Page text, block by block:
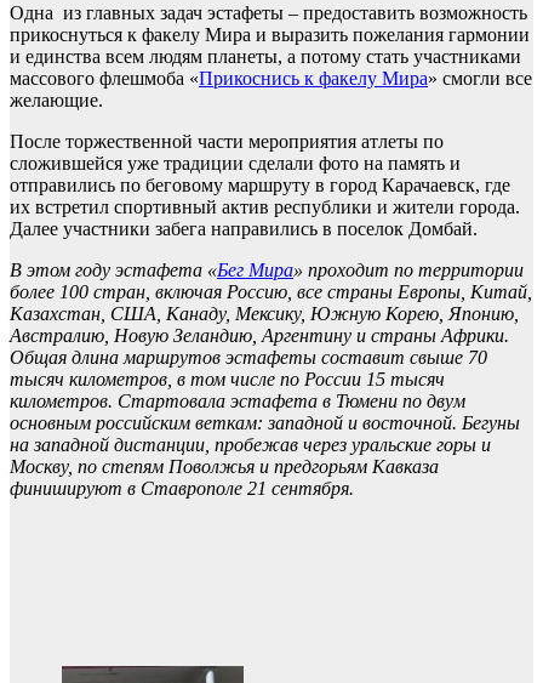
Одна из главных задач эстафеты – предоставить возможность
прикоснуться к факелу Мира и выразить пожелания гармонии
и единства всем людям планеты, а потому стать участниками
массового флешмоба «Прикоснись к факелу Мира» смогли все
желающие.
После торжественной части мероприятия атлеты по
сложившейся уже традиции сделали фото на память и
отправились по беговому маршруту в город Карачаевск, где
их встретил спортивный актив республики и жители города.
Далее участники забега направились в поселок Домбай.
В этом году эстафета «Бег Мира» проходит по территории
более 100 стран, включая Россию, все страны Европы, Китай,
Казахстан, США, Канаду, Мексику, Южную Корею, Японию,
Австралию, Новую Зеландию, Аргентину и страны Африки.
Общая длина маршрутов эстафеты составит свыше 70
тысяч километров, в том числе по России 15 тысяч
километров. Стартовала эстафета в Тюмени по двум
основным российским веткам: западной и восточной. Бегуны
на западной дистанции, пробежав через уральские горы и
Москву, по степям Поволжья и предгорьям Кавказа
финишируют в Ставрополе 21 сентября.